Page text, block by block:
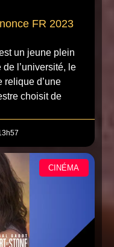
FR 2023
un jeune plein
de l’université, le
relique d’une
choisit de
CINÉMA